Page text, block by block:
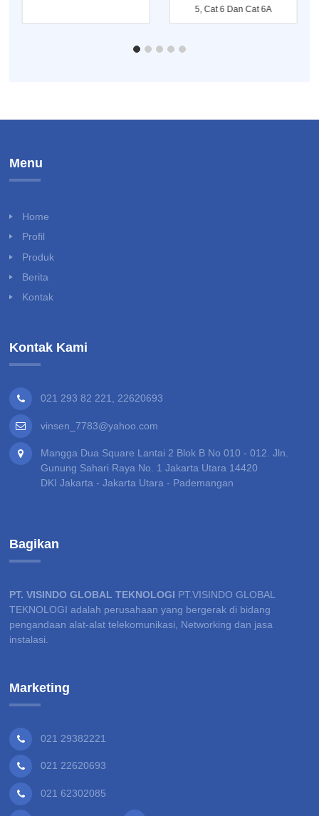
5, Cat 6 Dan Cat 6A
Menu
Home
Profil
Produk
Berita
Kontak
Kontak Kami
021 293 82 221, 22620693
vinsen_7783@yahoo.com
Mangga Dua Square Lantai 2 Blok B No 010 - 012. Jln.
Gunung Sahari Raya No. 1 Jakarta Utara 14420
DKI Jakarta - Jakarta Utara - Pademangan
Bagikan
PT. VISINDO GLOBAL TEKNOLOGI PT.VISINDO GLOBAL
TEKNOLOGI adalah perusahaan yang bergerak di bidang
pengandaan alat-alat telekomunikasi, Networking dan jasa
instalasi.
Marketing
021 29382221
021 22620693
021 62302085